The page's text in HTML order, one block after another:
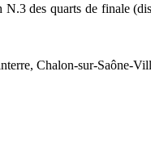
des quarts de finale
Chalon-sur-Saône-